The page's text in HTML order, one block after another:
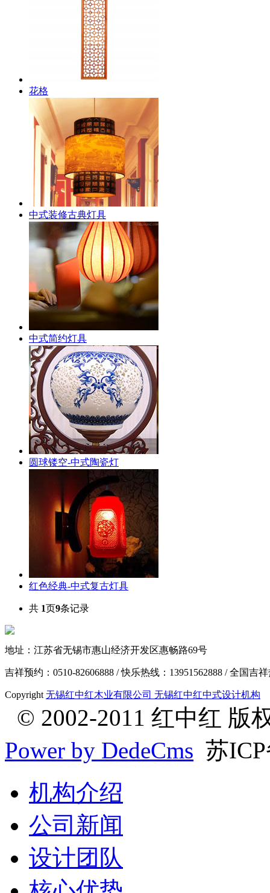
花格
中式装修古典灯具
中式简约灯具
圆球镂空-中式陶瓷灯
红色经典-中式复古灯具
共 1页9条记录
地址：江苏省无锡市惠山经济开发区惠畅路69号
吉祥预约：0510-82606888 /快乐热线：13951562888 /全国吉祥
Copyright 无锡红中红木业有限公司 无锡红中红中式设计机构
© 2002-2011 红中红 版
Power by DedeCms 苏
机构介绍
公司新闻
设计团队